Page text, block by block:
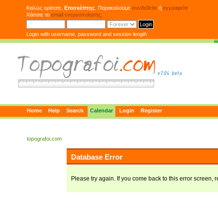
Καλώς ορίσατε, Επισκέπτης . Παρακαλούμε συνδεθείτε ή εγγραφείτε
Χάσατε το email ενεργοποίησης;
Login with username, password and session length
Home Help Search Calendar Login Register
topografoi.com
Database Error
Please try again. If you come back to this error screen,